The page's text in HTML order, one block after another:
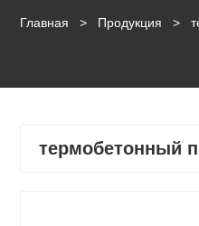
Главная > Продукция >
термобетонный